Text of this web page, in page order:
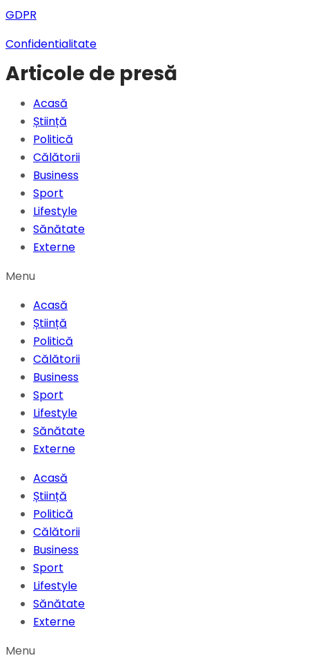
GDPR
Confidentialitate
Articole de presă
Acasă
Știință
Politică
Călătorii
Business
Sport
Lifestyle
Sănătate
Externe
Menu
Acasă
Știință
Politică
Călătorii
Business
Sport
Lifestyle
Sănătate
Externe
Acasă
Știință
Politică
Călătorii
Business
Sport
Lifestyle
Sănătate
Externe
Menu